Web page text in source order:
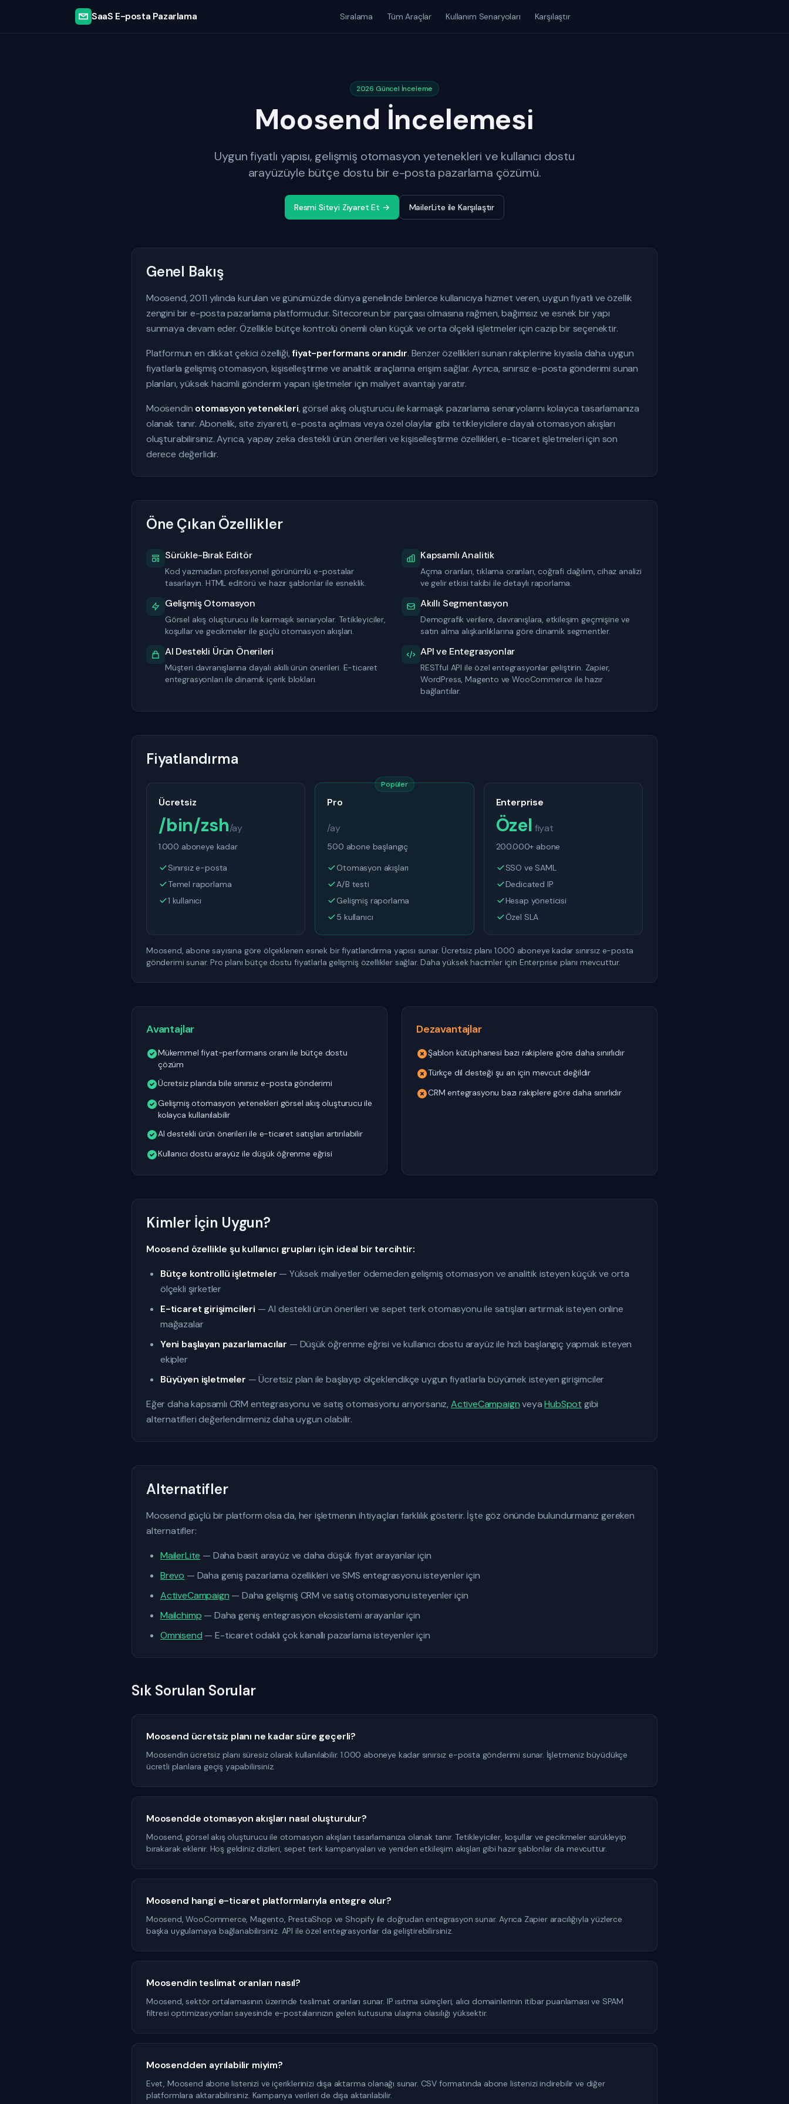
SaaS E-posta Pazarlama Sıralama Tüm Araçlar Kullanım Senaryoları Karşılaştır
2026 Güncel İnceleme
Moosend İncelemesi
Uygun fiyatlı yapısı, gelişmiş otomasyon yetenekleri ve kullanıcı dostu
arayüzüyle bütçe dostu bir e-posta pazarlama çözümü.
Resmi Siteyi Ziyaret Et → MailerLite ile Karşılaştır
Genel Bakış
Moosend, 2011 yılında kurulan ve günümüzde dünya genelinde binlerce kullanıcıya hizmet veren, uygun fiyatlı ve özellik
zengini bir e-posta pazarlama platformudur. Sitecoreun bir parçası olmasına rağmen, bağımsız ve esnek bir yapı
sunmaya devam eder. Özellikle bütçe kontrolü önemli olan küçük ve orta ölçekli işletmeler için cazip bir seçenektir.
Platformun en dikkat çekici özelliği,fiyat-performans oranıdır. Benzer özellikleri sunan rakiplerine kıyasla daha uygun
fiyatlarla gelişmiş otomasyon, kişiselleştirme ve analitik araçlarına erişim sağlar. Ayrıca, sınırsız e-posta gönderimi sunan
planları, yüksek hacimli gönderim yapan işletmeler için maliyet avantajı yaratır.
Moosendin otomasyon yetenekleri, görsel akış oluşturucu ile karmaşık pazarlama senaryolarını kolayca tasarlamanıza
olanak tanır. Abonelik, site ziyareti, e-posta açılması veya özel olaylar gibi tetikleyicilere dayalı otomasyon akışları
oluşturabilirsiniz. Ayrıca, yapay zeka destekli ürün önerileri ve kişiselleştirme özellikleri, e-ticaret işletmeleri için son
derece değerlidir.
Öne Çıkan Özellikler
Sürükle-Bırak Editör
Kod yazmadan profesyonel görünümlü e-postalar
tasarlayın. HTML editörü ve hazır şablonlar ile esneklik.
Gelişmiş Otomasyon
Görsel akış oluşturucu ile karmaşık senaryolar. Tetikleyiciler,
koşullar ve gecikmeler ile güçlü otomasyon akışları.
AI Destekli Ürün Önerileri
Müşteri davranışlarına dayalı akıllı ürün önerileri. E-ticaret
entegrasyonları ile dinamik içerik blokları.
Kapsamlı Analitik
Açma oranları, tıklama oranları, coğrafi dağılım, cihaz analizi
ve gelir etkisi takibi ile detaylı raporlama.
Akıllı Segmentasyon
Demografik verilere, davranışlara, etkileşim geçmişine ve
satın alma alışkanlıklarına göre dinamik segmentler.
API ve Entegrasyonlar
RESTful API ile özel entegrasyonlar geliştirin. Zapier,
WordPress, Magento ve WooCommerce ile hazır
bağlantılar.
Fiyatlandırma
Ücretsiz
/bin/zsh/ay
1.000 aboneye kadar
Sınırsız e-posta
Temel raporlama
1 kullanıcı
Popüler
Pro
/ay
500 abone başlangıç
Otomasyon akışları
A/B testi
Gelişmiş raporlama
5 kullanıcı
Enterprise
Özel fiyat
200.000+ abone
SSO ve SAML
Dedicated IP
Hesap yöneticisi
Özel SLA
Moosend, abone sayısına göre ölçeklenen esnek bir fiyatlandırma yapısı sunar. Ücretsiz planı 1.000 aboneye kadar sınırsız e-posta
gönderimi sunar. Pro planı bütçe dostu fiyatlarla gelişmiş özellikler sağlar. Daha yüksek hacimler için Enterprise planı mevcuttur.
Avantajlar
Mükemmel fiyat-performans oranı ile bütçe dostu
çözüm
Ücretsiz planda bile sınırsız e-posta gönderimi
Gelişmiş otomasyon yetenekleri görsel akış oluşturucu ile
kolayca kullanılabilir
AI destekli ürün önerileri ile e-ticaret satışları artırılabilir
Kullanıcı dostu arayüz ile düşük öğrenme eğrisi
Dezavantajlar
Şablon kütüphanesi bazı rakiplere göre daha sınırlıdır
Türkçe dil desteği şu an için mevcut değildir
CRM entegrasyonu bazı rakiplere göre daha sınırlıdır
Kimler İçin Uygun?
Moosend özellikle şu kullanıcı grupları için ideal bir tercihtir:
Bütçe kontrollü işletmeler — Yüksek maliyetler ödemeden gelişmiş otomasyon ve analitik isteyen küçük ve orta
ölçekli şirketler
E-ticaret girişimcileri — AI destekli ürün önerileri ve sepet terk otomasyonu ile satışları artırmak isteyen online
mağazalar
Yeni başlayan pazarlamacılar — Düşük öğrenme eğrisi ve kullanıcı dostu arayüz ile hızlı başlangıç yapmak isteyen
ekipler
Büyüyen işletmeler — Ücretsiz plan ile başlayıp ölçeklendikçe uygun fiyatlarla büyümek isteyen girişimciler
Eğer daha kapsamlı CRM entegrasyonu ve satış otomasyonu arıyorsanız, ActiveCampaignveyaHubSpot gibi
alternatifleri değerlendirmeniz daha uygun olabilir.
Alternatifler
Moosend güçlü bir platform olsa da, her işletmenin ihtiyaçları farklılık gösterir. İşte göz önünde bulundurmanız gereken
alternatifler:
MailerLite — Daha basit arayüz ve daha düşük fiyat arayanlar için
Brevo — Daha geniş pazarlama özellikleri ve SMS entegrasyonu isteyenler için
ActiveCampaign — Daha gelişmiş CRM ve satış otomasyonu isteyenler için
Mailchimp — Daha geniş entegrasyon ekosistemi arayanlar için
Omnisend — E-ticaret odaklı çok kanallı pazarlama isteyenler için
Sık Sorulan Sorular
Moosend ücretsiz planı ne kadar süre geçerli?
Moosendin ücretsiz planı süresiz olarak kullanılabilir. 1.000 aboneye kadar sınırsız e-posta gönderimi sunar. İşletmeniz büyüdükçe
ücretli planlara geçiş yapabilirsiniz.
Moosendde otomasyon akışları nasıl oluşturulur?
Moosend, görsel akış oluşturucu ile otomasyon akışları tasarlamanıza olanak tanır. Tetikleyiciler, koşullar ve gecikmeler sürükleyip
bırakarak eklenir. Hoş geldiniz dizileri, sepet terk kampanyaları ve yeniden etkileşim akışları gibi hazır şablonlar da mevcuttur.
Moosend hangi e-ticaret platformlarıyla entegre olur?
Moosend, WooCommerce, Magento, PrestaShop ve Shopify ile doğrudan entegrasyon sunar. Ayrıca Zapier aracılığıyla yüzlerce
başka uygulamaya bağlanabilirsiniz. API ile özel entegrasyonlar da geliştirebilirsiniz.
Moosendin teslimat oranları nasıl?
Moosend, sektör ortalamasının üzerinde teslimat oranları sunar. IP ısıtma süreçleri, alıcı domainlerinin itibar puanlaması ve SPAM
filtresi optimizasyonları sayesinde e-postalarınızın gelen kutusuna ulaşma olasılığı yüksektir.
Moosendden ayrılabilir miyim?
Evet, Moosend abone listenizi ve içeriklerinizi dışa aktarma olanağı sunar. CSV formatında abone listenizi indirebilir ve diğer
platformlara aktarabilirsiniz. Kampanya verileri de dışa aktarılabilir.